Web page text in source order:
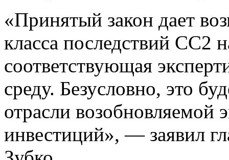
«Принятый закон дает
класса последствий СС2
соответствующая
среду. Безусловно, это
отрасли возобновляемой
инвестиций», — заявил